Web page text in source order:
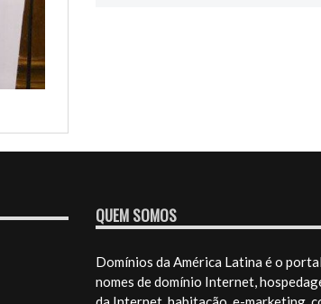
QUEM SOMOS
Domínios da América Latina é o
nomes de domínio Internet,